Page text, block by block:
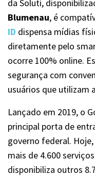
da Soluti,
Blumenau, é
ID dispensa mídias
diretamente pelo
ocorre 100% online.
segurança com
usuários que utilizam
Lançado em 2019, o
principal porta de
governo federal.
mais de 4.600
disponibiliza outros